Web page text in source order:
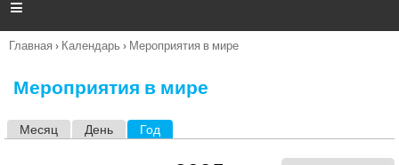
п

Вы
Главная › Календарь › Мероприятия в мире
Мероприятия в мире
Месяц День Год